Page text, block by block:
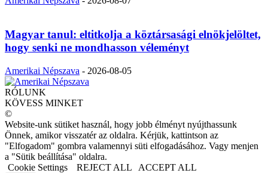
Magyar tanul: eltitkolja a köztársasági elnökjelöltet,
hogy senki ne mondhasson véleményt
Amerikai Népszava - 2026-08-05
RÓLUNK
KÖVESS MINKET
©
Website-unk sütiket használ, hogy jobb élményt nyújthassunk
Önnek, amikor visszatér az oldalra. Kérjük, kattintson az
"Elfogadom" gombra valamennyi süti elfogadásához. Vagy menjen
a "Sütik beállítása" oldalra.
Cookie Settings
REJECT ALL ACCEPT ALL